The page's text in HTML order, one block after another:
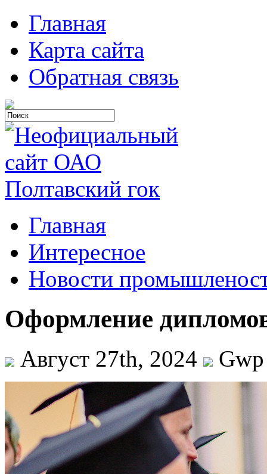
Главная
Карта сайта
Обратная связь
Главная
Интересное
Новости
Оформление
Август 27th, 2024 Gwp